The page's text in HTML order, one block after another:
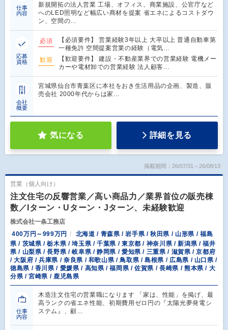
仕事
内容
新規開拓の法人営業 工場、オフィス、商業施設、公官庁など
へのLED照明など幅広い商材を提案 省エネによるコストダウ
ン、空間の…
応募
資格
必須
【必須要件】 営業経験3年以上 大卒以上 普通自動車第
一種免許 空間提案営業の経験（電気…
歓迎
【歓迎要件】 建設・不動産業界での営業経験 電機メー
カーや電材卸での営業経験 法人顧客…
会社
概要
宮城県仙台市青葉区に本社をおき生活用品の企画、製造、販
売会社 2000年代からは家…
気になる 詳細を見る
掲載期間：26/07/31～26/08/13
営業（個人向け）
注文住宅の反響営業／高い商品力／業界首位の販売棟
数／Iターン・Uターン・Jターン、未経験歓迎
株式会社一条工務店
400万円～999万円
北海道 / 青森県 / 岩手県 / 秋田県 / 山形県 / 福島
県 / 茨城県 / 栃木県 / 埼玉県 / 千葉県 / 東京都 / 神奈川県 / 新潟県 / 福井
県 / 山梨県 / 長野県 / 岐阜県 / 静岡県 / 愛知県 / 三重県 / 滋賀県 / 京都府
/ 大阪府 / 兵庫県 / 奈良県 / 和歌山県 / 鳥取県 / 島根県 / 広島県 / 山口県 /
徳島県 / 香川県 / 愛媛県 / 高知県 / 福岡県 / 佐賀県 / 長崎県 / 熊本県 / 大
分県 / 宮崎県 / 鹿児島県
仕事
内容
木造注文住宅の営業職になります 「家は、性能」を掲げ、最
高ランクの省エネ性能、初期費用ゼロ円の『太陽光夢発電シ
ステム』、顧…